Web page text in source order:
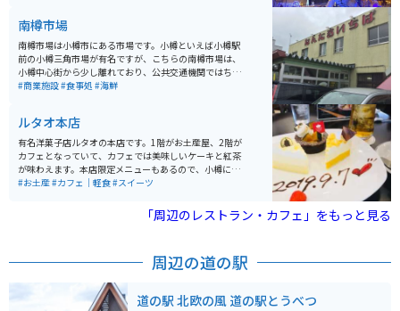
南樽市場
南樽市場は小樽市にある市場です。小樽といえば小樽駅
前の小樽三角市場が有名ですが、こちらの南樽市場は、
小樽中心街から少し離れており、公共交通機関ではちょ
っと行きにくい場所です。その代わり地元住民愛用の穴
#商業施設#食事処 #海鮮
ルタオ本店
有名洋菓子店ルタオの本店です。1階がお土産屋、2階が
カフェとなっていて、カフェでは美味しいケーキと紅茶
が味わえます。本店限定メニューもあるので、小樽に来
たら必ず寄りたいお店です。あまり知られていません
を。お土産にも買えるので、オシャレなお土産として紅
#お土産#カフェ｜軽食#スイーツ
「周辺のレストラン・カフェ」をもっと見る
周辺の道の駅
道の駅 北欧の風 道の駅とうべつ